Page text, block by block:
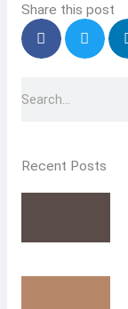
Share this post
Recent Posts